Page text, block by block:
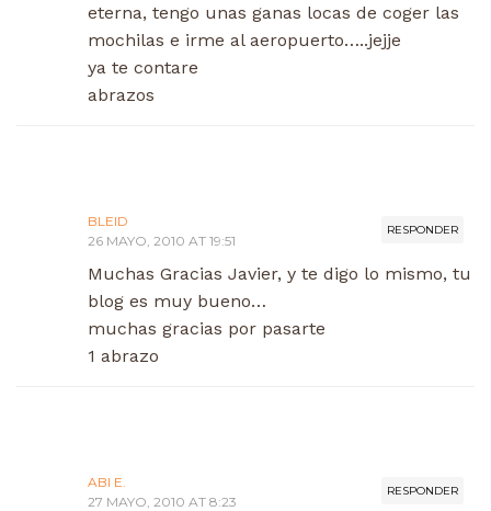
eterna, tengo unas ganas locas de coger las
mochilas e irme al aeropuerto…..jejje
ya te contare
abrazos
RESPONDER
BLEID
26 MAYO, 2010 AT 19:51
Muchas Gracias Javier, y te digo lo mismo, tu
blog es muy bueno…
muchas gracias por pasarte
1 abrazo
RESPONDER
ABI E.
27 MAYO, 2010 AT 8:23